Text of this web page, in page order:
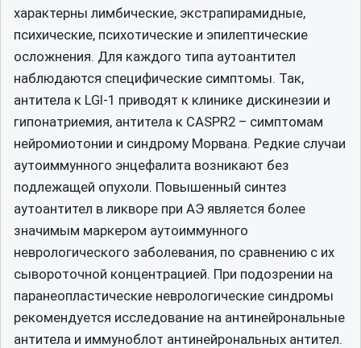
характерны лимбические, экстрапирамидные,
психические, психотические и эпилептические
осложнения. Для каждого типа аутоантител
наблюдаются специфические симптомы. Так,
антитела к LGI-1 приводят к клинике дискинезии и
гипонатриемия, антитела к CASPR2 – симптомам
нейромиотонии и синдрому Морвана. Редкие случаи
аутоиммунного энцефалита возникают без
подлежащей опухоли. Повышенный синтез
аутоантител в ликворе при АЭ является более
значимым маркером аутоиммунного
неврологического заболевания, по сравнению с их
сывороточной концентрацией. При подозрении на
паранеопластические неврологические синдромы
рекомендуется исследование на антинейрональные
антитела и иммуноблот антинейрональных антител.